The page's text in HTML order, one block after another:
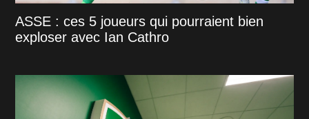
ASSE : ces 5 joueurs qui pourraient bien
exploser avec Ian Cathro